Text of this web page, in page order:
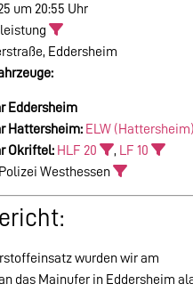
um 20:55 Uhr
Eddersheim
Eddersheim
Hattersheim: ELW (Hattersheim)
Okriftel: HLF 20 , LF 10
Polizei Westhessen
wurden wir am
das Mainufer in Eddersheim